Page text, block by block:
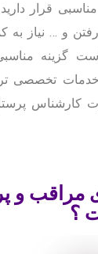
قرار
و … نیاز به
گزینه
تخصصی تر
کارشناس
و
؟